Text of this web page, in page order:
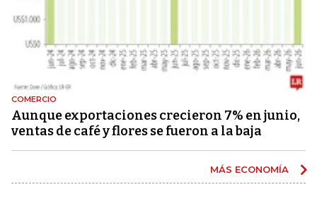
COMERCIO
Aunque exportaciones crecieron 7% en junio,
ventas de café y flores se fueron a la baja
MÁS ECONOMÍA